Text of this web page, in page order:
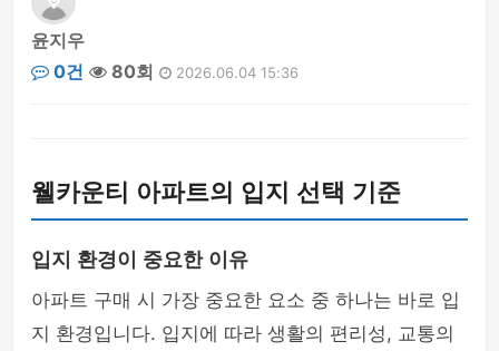
윤지우
0건
80회 2026.06.04 15:36
웰카운티 아파트의 입지 선택 기준
입지 환경이 중요한 이유
아파트 구매 시 가장 중요한 요소 중 하나는 바로 입
지 환경입니다. 입지에 따라 생활의 편리성, 교통의